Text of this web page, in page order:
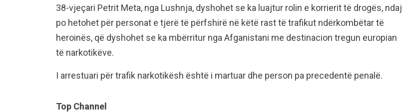
38-vjeçari Petrit Meta, nga Lushnja, dyshohet se ka luajtur rolin e korrierit të drogës, ndaj
po hetohet për personat e tjerë të përfshirë në këtë rast të trafikut ndërkombëtar të
heroinës, që dyshohet se ka mbërritur nga Afganistani me destinacion tregun europian
të narkotikëve.
I arrestuari për trafik narkotikësh është i martuar dhe person pa precedentë penalë.
Top Channel